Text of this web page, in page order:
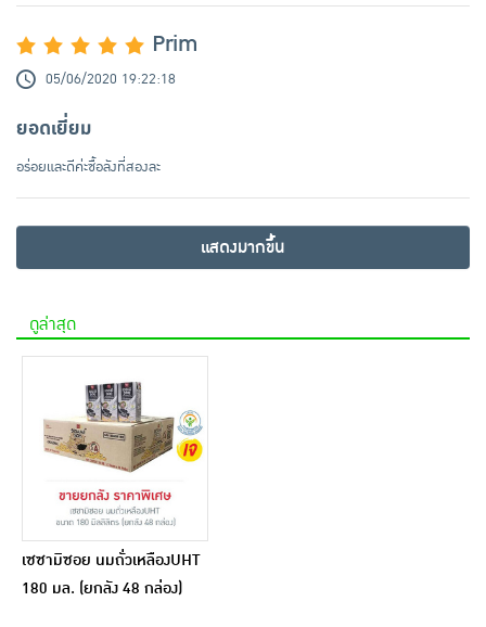
Prim
05/06/2020 19:22:18
ยอดเยี่ยม
อร่อยและดีค่ะซื้อลังที่สองละ
แสดงมากขึ้น
ดูล่าสุด
เซซามิซอย นมถั่วเหลืองUHT
180 มล. (ยกลัง 48 กล่อง)